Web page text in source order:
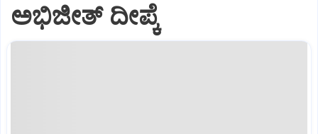
ಅಭಿಜೀತ್ ದೀಪ್ಕೆ